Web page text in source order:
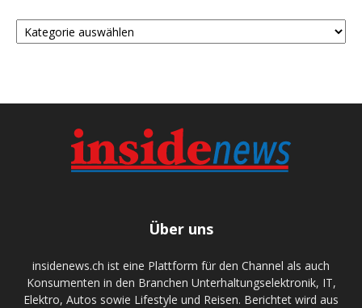
UNSERE
KATEGORIEN
Über uns
insidenews.ch ist eine Plattform für den Channel als auch
Konsumenten in den Branchen Unterhaltungselektronik, IT,
Elektro, Autos sowie Lifestyle und Reisen. Berichtet wird aus